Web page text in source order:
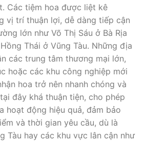
Các tiệm hoa được liệt kê
vị trí thuận lợi, dễ dàng tiếp cận
lớn như Võ Thị Sáu ở Bà Rịa
Thái ở Vũng Tàu. Những địa
các trung tâm thương mại lớn,
hoặc các khu công nghiệp mới
hoa trở nên nhanh chóng và
đây khá thuận tiện, cho phép
hoạt động hiệu quả, đảm bảo
và thời gian yêu cầu, dù là
Tàu hay các khu vực lân cận như